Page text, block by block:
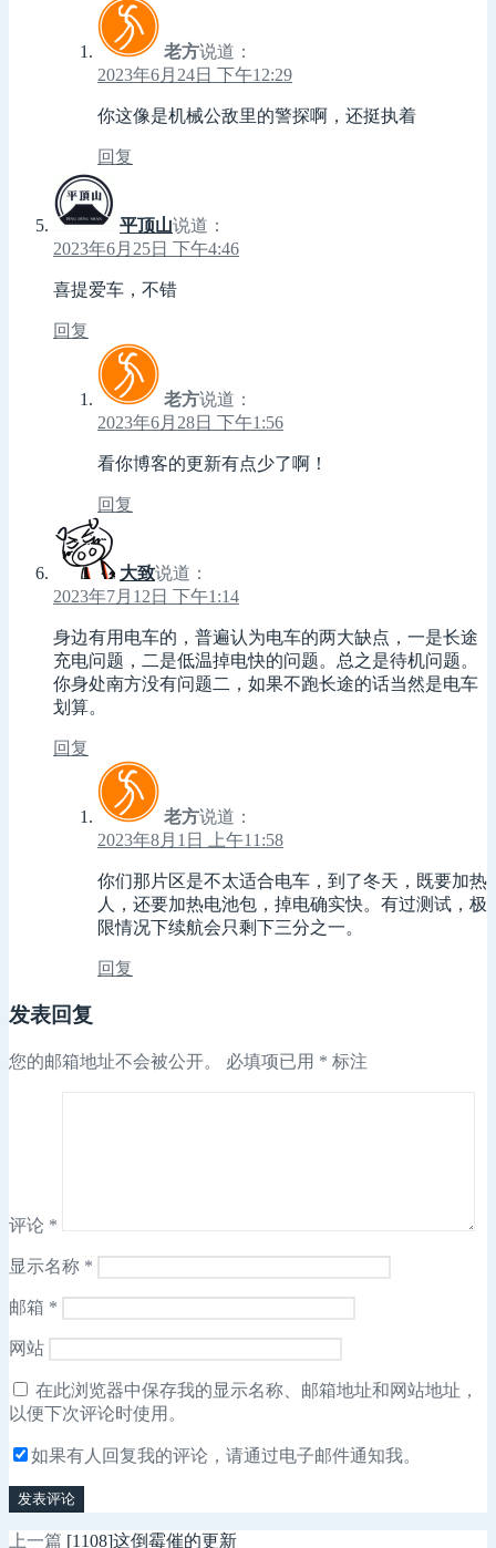
老方说道：
2023年6月24日 下午12:29
你这像是机械公敌里的警探啊，还挺执着
回复
平顶山说道：
2023年6月25日 下午4:46
喜提爱车，不错
回复
老方说道：
2023年6月28日 下午1:56
看你博客的更新有点少了啊！
回复
大致说道：
2023年7月12日 下午1:14
身边有用电车的，普遍认为电车的两大缺点，一是长途
充电问题，二是低温掉电快的问题。总之是待机问题。
你身处南方没有问题二，如果不跑长途的话当然是电车
划算。
回复
老方说道：
2023年8月1日 上午11:58
你们那片区是不太适合电车，到了冬天，既要加热
人，还要加热电池包，掉电确实快。有过测试，极
限情况下续航会只剩下三分之一。
回复
发表回复
您的邮箱地址不会被公开。 必填项已用 * 标注
评论 *
显示名称 *
邮箱 *
网站
在此浏览器中保存我的显示名称、邮箱地址和网站地址，
以便下次评论时使用。
如果有人回复我的评论，请通过电子邮件通知我。
上一篇 上
[1108]这倒霉催的更新